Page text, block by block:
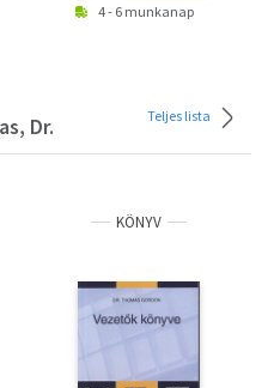
4 - 6 munkanap
Dr. Teljes lista
KÖNYV